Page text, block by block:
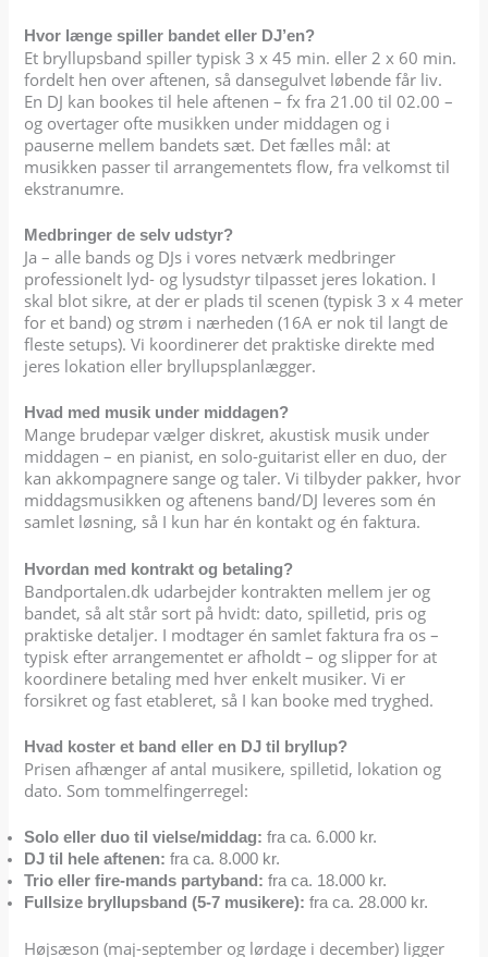
Hvor længe spiller bandet eller DJ’en?
Et bryllupsband spiller typisk 3 x 45 min. eller 2 x 60 min.
fordelt hen over aftenen, så dansegulvet løbende får liv.
En DJ kan bookes til hele aftenen – fx fra 21.00 til 02.00 –
og overtager ofte musikken under middagen og i
pauserne mellem bandets sæt. Det fælles mål: at
musikken passer til arrangementets flow, fra velkomst til
ekstranumre.
Medbringer de selv udstyr?
Ja – alle bands og DJs i vores netværk medbringer
professionelt lyd- og lysudstyr tilpasset jeres lokation. I
skal blot sikre, at der er plads til scenen (typisk 3 x 4 meter
for et band) og strøm i nærheden (16A er nok til langt de
fleste setups). Vi koordinerer det praktiske direkte med
jeres lokation eller bryllupsplanlægger.
Hvad med musik under middagen?
Mange brudepar vælger diskret, akustisk musik under
middagen – en pianist, en solo-guitarist eller en duo, der
kan akkompagnere sange og taler. Vi tilbyder pakker, hvor
middagsmusikken og aftenens band/DJ leveres som én
samlet løsning, så I kun har én kontakt og én faktura.
Hvordan med kontrakt og betaling?
Bandportalen.dk udarbejder kontrakten mellem jer og
bandet, så alt står sort på hvidt: dato, spilletid, pris og
praktiske detaljer. I modtager én samlet faktura fra os –
typisk efter arrangementet er afholdt – og slipper for at
koordinere betaling med hver enkelt musiker. Vi er
forsikret og fast etableret, så I kan booke med tryghed.
Hvad koster et band eller en DJ til bryllup?
Prisen afhænger af antal musikere, spilletid, lokation og
dato. Som tommelfingerregel:
Solo eller duo til vielse/middag: fra ca. 6.000 kr.
DJ til hele aftenen: fra ca. 8.000 kr.
Trio eller fire-mands partyband: fra ca. 18.000 kr.
Fullsize bryllupsband (5-7 musikere): fra ca. 28.000 kr.
Højsæson (maj-september og lørdage i december) ligger